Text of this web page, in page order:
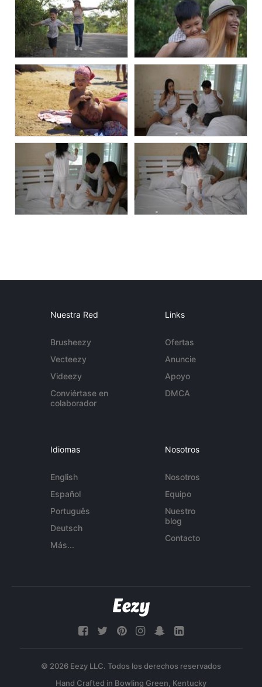
Nuestra Red
Brusheezy
Vecteezy
Videezy
Conviértase en
colaborador
Links
Ofertas
Anuncie
Apoyo
DMCA
Idiomas
English
Español
Português
Deutsch
Más...
Nosotros
Nosotros
Equipo
Nuestro
blog
Contacto
© 2026 Eezy LLC. Todos los derechos reservados